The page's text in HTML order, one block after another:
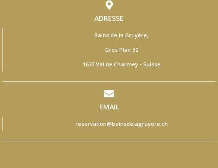
ADRESSE
Bains de la Gruyère,
Gros Plan 30
1637 Val de Charmey - Suisse
EMAIL
reservation@bainsdelagruyere.ch